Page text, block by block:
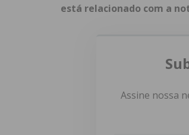
está relacionado com a
Assine nossa